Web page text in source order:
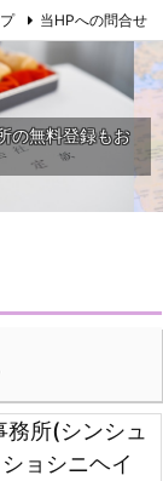
当HPへの問合せ
の無料登録もお
所(シンシュ
ョシニヘイ